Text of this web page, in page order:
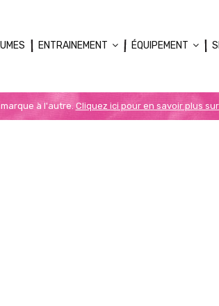
ENTRAINEMENT ÉQUIPEMENT
à l'autre. Cliquez ici pour en savoir plus